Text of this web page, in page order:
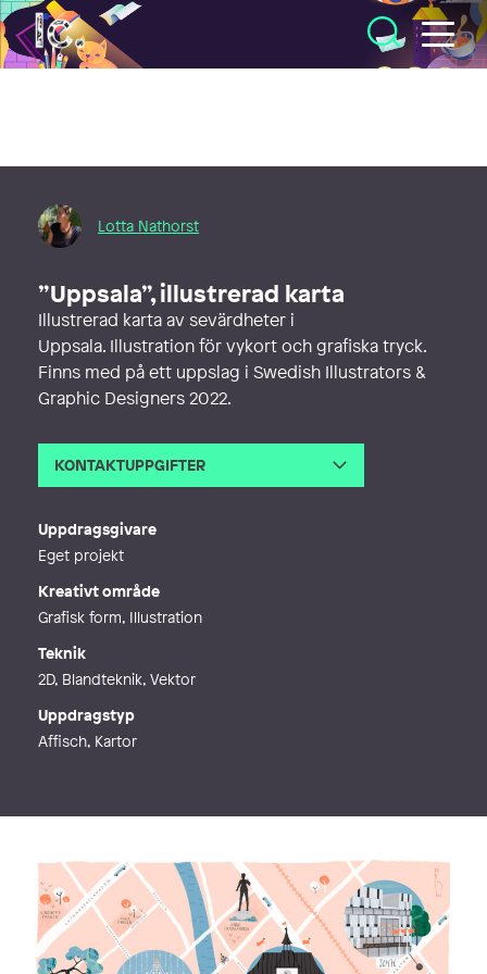
Illustratörcentrum
Lotta Nathorst
”Uppsala”, illustrerad karta
Illustrerad karta av sevärdheter i
Uppsala. Illustration för vykort och grafiska tryck.
Finns med på ett uppslag i Swedish Illustrators &
Graphic Designers 2022.
KONTAKTUPPGIFTER
Uppdragsgivare
Eget projekt
Kreativt område
Grafisk form, Illustration
Teknik
2D, Blandteknik, Vektor
Uppdragstyp
Affisch, Kartor